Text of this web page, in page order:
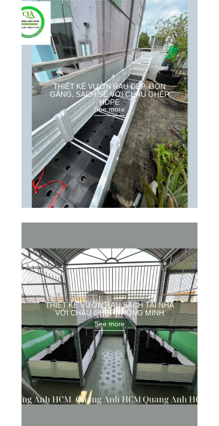
THIẾT KẾ VƯỜN RAU ĐẸP, GỌN
GÀNG, SẠCH SẼ VỚI CHẬU GHÉP
HDPE
See more
THIẾT KẾ VƯỜN RAU SẠCH TẠI NHÀ
VỚI CHẬU GHÉP THÔNG MINH
See more